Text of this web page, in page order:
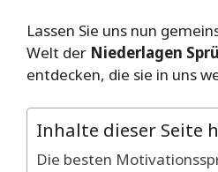
Lassen Sie uns nun
Welt der Niederlagen
entdecken, die sie in uns
Inhalte dieser Seite
Die besten